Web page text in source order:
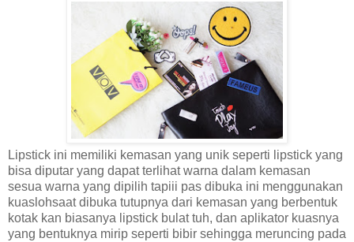
Lipstick ini memiliki kemasan yang unik seperti lipstick yang
bisa diputar yang dapat terlihat warna dalam kemasan
sesua warna yang dipilih tapiii pas dibuka ini menggunakan
kuaslohsaat dibuka tutupnya dari kemasan yang berbentuk
kotak kan biasanya lipstick bulat tuh, dan aplikator kuasnya
yang bentuknya mirip seperti bibir sehingga meruncing pada